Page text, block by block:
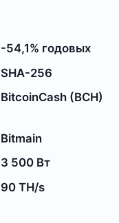
-54,1% годовых
SHA-256
BitcoinCash (BCH)
Bitmain
3 500 Вт
90 TH/s